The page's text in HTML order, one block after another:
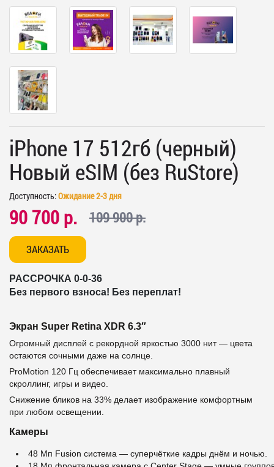
iPhone 17 512гб (черный)
Новый eSIM (без RuStore)
Доступность:Ожидание 2-3 дня
90 700 р. 109 900 р.
ЗАКАЗАТЬ
РАССРОЧКА 0-0-36
Без первого взноса! Без переплат!
Экран Super Retina XDR 6.3″
Огромный дисплей с рекордной яркостью 3000 нит — цвета
остаются сочными даже на солнце.
ProMotion 120 Гц обеспечивает максимально плавный
скроллинг, игры и видео.
Снижение бликов на 33% делает изображение комфортным
при любом освещении.
Камеры
48 Мп Fusion система — суперчёткие кадры днём и ночью.